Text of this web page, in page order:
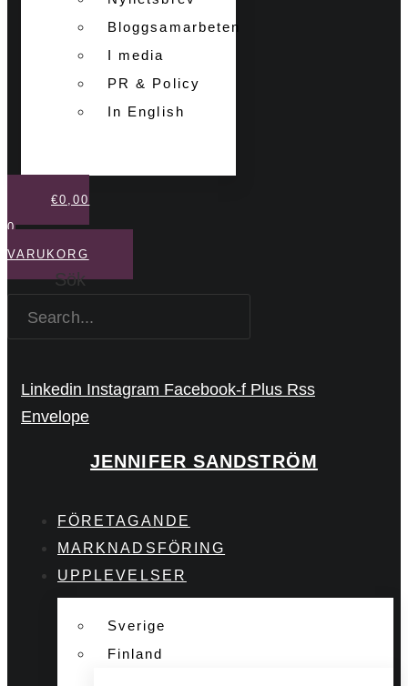
Bloggsamarbeten
I media
PR & Policy
In English
€0,00
0
VARUKORG
Sök
Linkedin Instagram Facebook-f Plus Rss
Envelope
JENNIFER SANDSTRÖM
FÖRETAGANDE
MARKNADSFÖRING
UPPLEVELSER
Sverige
Finland